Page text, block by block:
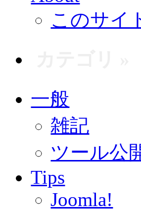
このサイ
一般
雑記
ツール公
Tips
Joomla!